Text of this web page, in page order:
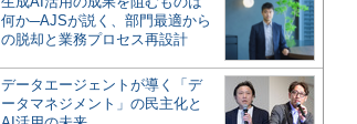
何か─AJSが説く、部門最適から
の脱却と業務プロセス再設計
データエージェントが導く「デ
ータマネジメント」の民主化と